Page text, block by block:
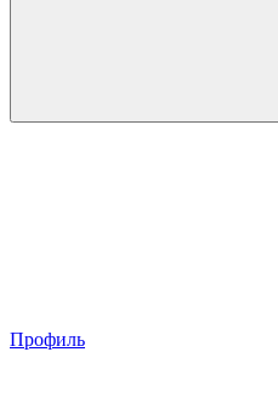
Профиль